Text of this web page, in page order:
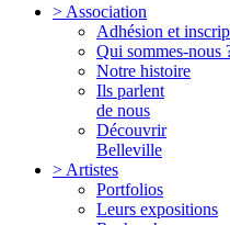
> Association
Adhésion et
Qui sommes-nous
Notre histoire
Ils parlent
de nous
Découvrir
Belleville
> Artistes
Portfolios
Leurs expositions